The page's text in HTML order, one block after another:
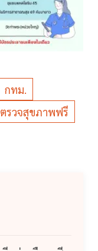
กทม.
ตรวจสุขภาพฟรี